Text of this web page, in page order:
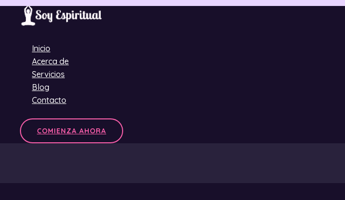
Ir
Inicio
Acerca de
Servicios
Blog
Contacto
COMIENZA AHORA